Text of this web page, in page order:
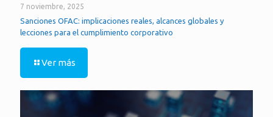
7 noviembre, 2025
Sanciones OFAC: implicaciones reales, alcances globales y
lecciones para el cumplimiento corporativo
Ver más